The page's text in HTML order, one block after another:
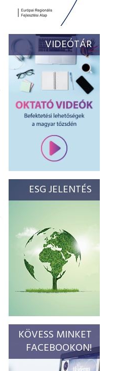
VIDEÓTÁR
ESG JELENTÉS
KÖVESS MINKET
FACEBOOKON!